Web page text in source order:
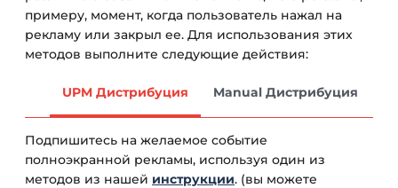
примеру, момент, когда пользователь нажал на
рекламу или закрыл ее. Для использования этих
методов выполните следующие действия:
UPM Дистрибуция Manual Дистрибуция
Подпишитесь на желаемое событие
полноэкранной рекламы, используя один из
методов из нашей инструкции. (вы можете